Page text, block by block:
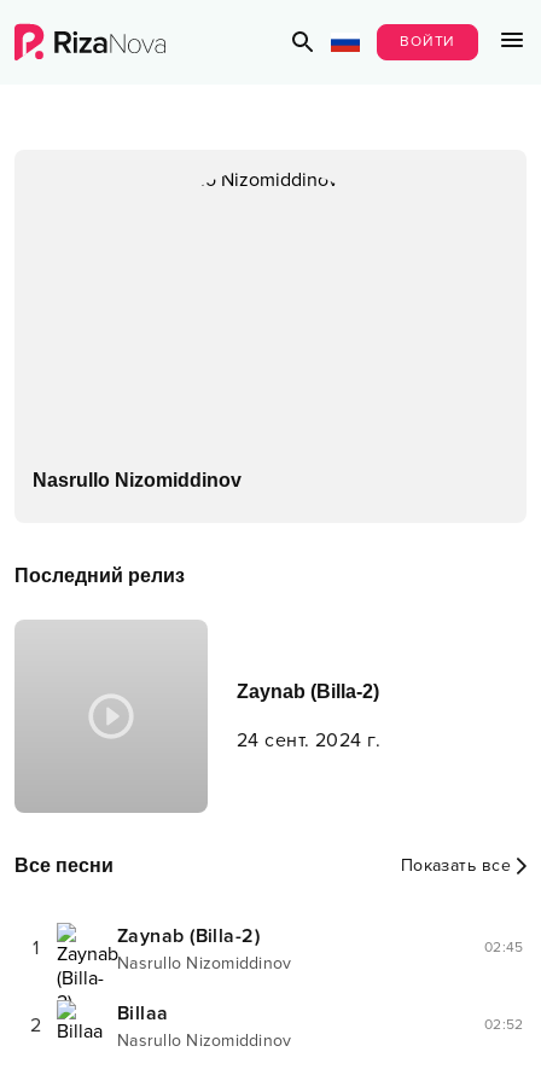
ВОЙТИ
Nasrullo Nizomiddinov
Последний релиз
Zaynab (Billa-2)
24 сент. 2024 г.
Все песни Показать все
1 Zaynab (Billa-2)
Nasrullo Nizomiddinov
02:45
2 Billaa
Nasrullo Nizomiddinov
02:52